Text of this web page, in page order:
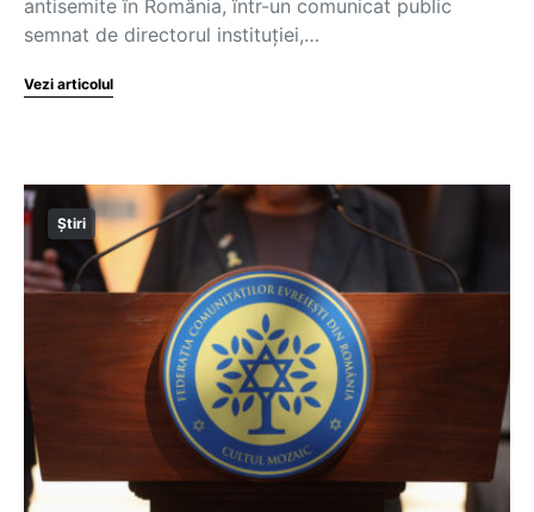
antisemite în România, într-un comunicat public
semnat de directorul instituției,…
Vezi articolul
Știri